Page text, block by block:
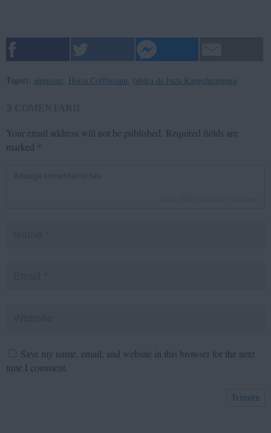
Taguri: alpinism, Horia Colibasanu, tabăra de baza Kangchenjunga
Your email address will not be published. Required fields are
marked *
Save my name, email, and website in this browser for the next
time I comment.